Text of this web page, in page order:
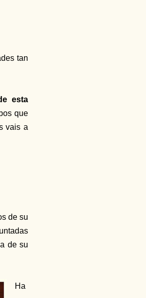
tan
esta
que
vais a
de su
de su
Ha